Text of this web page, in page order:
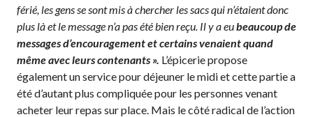
férié, les gens se sont mis à chercher les sacs qui n’étaient donc
plus là et le message n’a pas été bien reçu. Il y a eubeaucoup de
messages d’encouragement et certains venaient quand
même avec leurs contenants ». L’épicerie propose
également un service pour déjeuner le midi et cette partie a
été d’autant plus compliquée pour les personnes venant
acheter leur repas sur place. Mais le côté radical de l’action